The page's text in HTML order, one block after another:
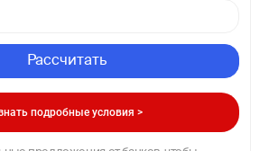
Рассчитать
подробные условия >